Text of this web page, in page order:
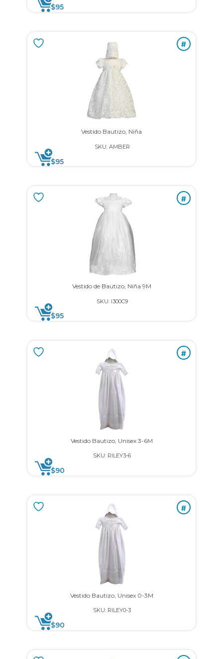
$95
#
Vestido Bautizo, Niña
SKU: AMBER
$95
#
Vestido de Bautizo, Niña 9M
SKU: I300C9
$95
#
Vestido Bautizo, Unisex 3-6M
SKU: RILEY3-6
$90
#
Vestido Bautizo, Unisex 0-3M
SKU: RILEY0-3
$90